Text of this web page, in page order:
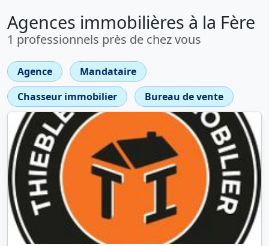
Agences immobilières à la Fère
1 professionnels près de chez vous
Agence
Mandataire
Chasseur immobilier
Bureau de vente